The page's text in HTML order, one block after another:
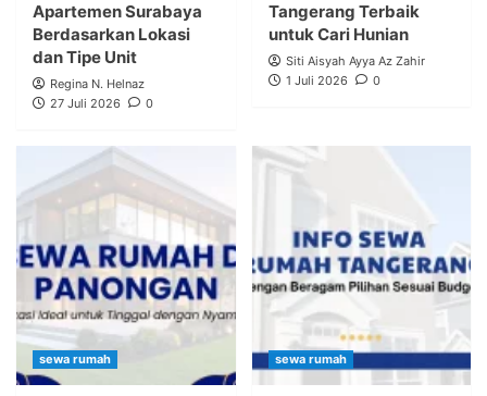
Apartemen Surabaya
Berdasarkan Lokasi
dan Tipe Unit
Regina N. Helnaz
27 Juli 2026
0
Tangerang Terbaik
untuk Cari Hunian
Siti Aisyah Ayya Az Zahir
1 Juli 2026
0
sewa rumah sewa rumah